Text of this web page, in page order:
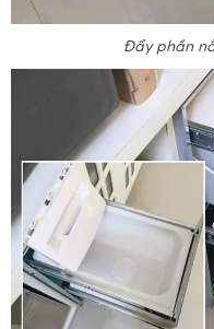
Đẩy phần